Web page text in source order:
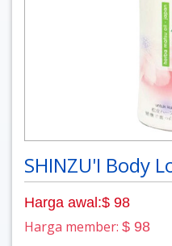
SHINZU'I Body
Harga awal:$ 98
Harga member: $ 98